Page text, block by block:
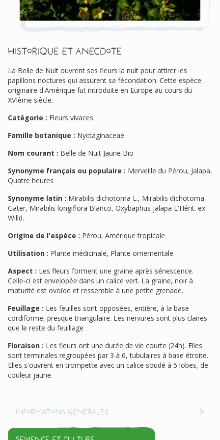
Historique et anecdote
La Belle de Nuit ouvrent ses fleurs la nuit pour attirer les
papillons noctures qui assurent sa fécondation. Cette espèce
originaire d'Amérique fut introduite en Europe au cours du
XVIème siècle.
Catégorie : Fleurs vivaces
Famille botanique : Nyctaginaceae
Nom courant : Belle de Nuit Jaune Bio
Synonyme français ou populaire : Merveille du Pérou, Jalapa,
Quatre heures
Synonyme latin : Mirabilis dichotoma L., Mirabilis dichotoma
Gater, Mirabilis longiflora Blanco, Oxybaphus jalapa L'Hérit. ex
Willd.
Origine de l'espèce : Pérou, Amérique tropicale
Utilisation : Plante médicinale, Plante ornementale
Aspect : Les fleurs forment une graine après sénescence.
Celle-ci est envelopée dans un calice vert. La graine, noir à
maturité est ovoïde et ressemble à une petite grenade.
Feuillage : Les feuilles sont opposées, entière, à la base
cordiforme, presque triangulaire. Les nervures sont plus claires
que le reste du feuillage
Floraison : Les fleurs ont une durée de vie courte (24h). Elles
sont terminales regroupées par 3 à 6, tubulaires à base étroite.
Elles s'ouvrent en trompette avec un calice soudé à 5 lobes, de
couleur jaune.
Informations générales